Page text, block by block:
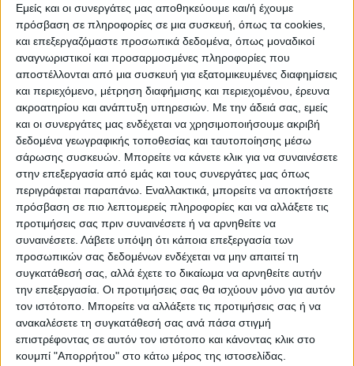
Εμείς και οι συνεργάτες μας αποθηκεύουμε και/ή έχουμε
πρόσβαση σε πληροφορίες σε μια συσκευή, όπως τα cookies,
και επεξεργαζόμαστε προσωπικά δεδομένα, όπως μοναδικοί
αναγνωριστικοί και προσαρμοσμένες πληροφορίες που
αποστέλλονται από μια συσκευή για εξατομικευμένες διαφημίσεις
και περιεχόμενο, μέτρηση διαφήμισης και περιεχομένου, έρευνα
ακροατηρίου και ανάπτυξη υπηρεσιών. Με την άδειά σας, εμείς
και οι συνεργάτες μας ενδέχεται να χρησιμοποιήσουμε ακριβή
δεδομένα γεωγραφικής τοποθεσίας και ταυτοποίησης μέσω
σάρωσης συσκευών. Μπορείτε να κάνετε κλικ για να συναινέσετε
στην επεξεργασία από εμάς και τους συνεργάτες μας όπως
περιγράφεται παραπάνω. Εναλλακτικά, μπορείτε να αποκτήσετε
πρόσβαση σε πιο λεπτομερείς πληροφορίες και να αλλάξετε τις
προτιμήσεις σας πριν συναινέσετε ή να αρνηθείτε να
συναινέσετε. Λάβετε υπόψη ότι κάποια επεξεργασία των
προσωπικών σας δεδομένων ενδέχεται να μην απαιτεί τη
συγκατάθεσή σας, αλλά έχετε το δικαίωμα να αρνηθείτε αυτήν
την επεξεργασία. Οι προτιμήσεις σας θα ισχύουν μόνο για αυτόν
τον ιστότοπο. Μπορείτε να αλλάξετε τις προτιμήσεις σας ή να
ανακαλέσετε τη συγκατάθεσή σας ανά πάσα στιγμή
επιστρέφοντας σε αυτόν τον ιστότοπο και κάνοντας κλικ στο
κουμπί "Απορρήτου" στο κάτω μέρος της ιστοσελίδας.
7 Αυγούστου 2026, 10:21 πμ
Μετά από θάνατο κατοίκου
επιβεβαιώθηκε το κρούσμα του ιού του
Δυτικού Νείλου στην Κυψέλη - ο Δήμος
Σοφάδων στις...